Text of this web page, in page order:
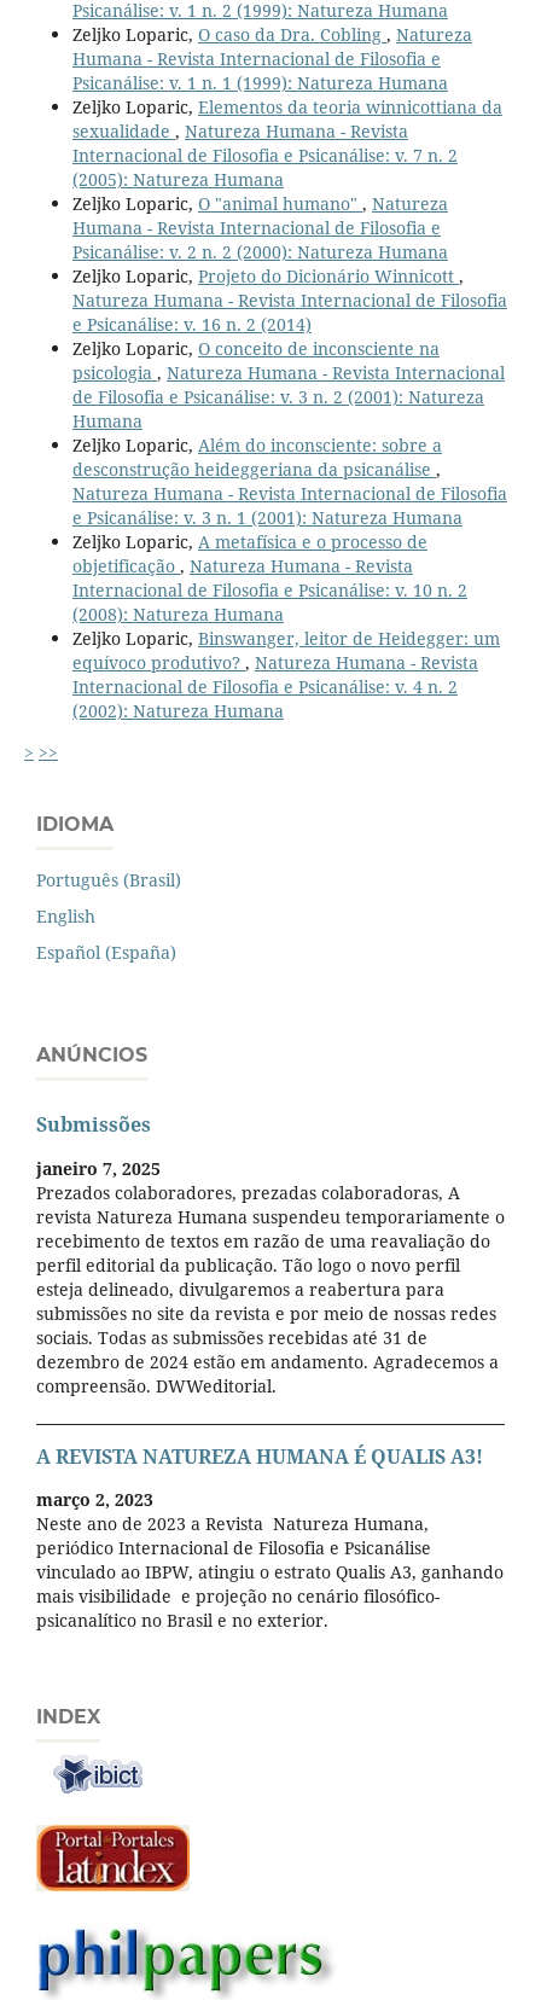
Psicanálise: v. 1 n. 2 (1999): Natureza Humana
Zeljko Loparic, O caso da Dra. Cobling , Natureza
Humana - Revista Internacional de Filosofia e
Psicanálise: v. 1 n. 1 (1999): Natureza Humana
Zeljko Loparic, Elementos da teoria winnicottiana da
sexualidade , Natureza Humana - Revista
Internacional de Filosofia e Psicanálise: v. 7 n. 2
(2005): Natureza Humana
Zeljko Loparic, O "animal humano" , Natureza
Humana - Revista Internacional de Filosofia e
Psicanálise: v. 2 n. 2 (2000): Natureza Humana
Zeljko Loparic, Projeto do Dicionário Winnicott ,
Natureza Humana - Revista Internacional de Filosofia
e Psicanálise: v. 16 n. 2 (2014)
Zeljko Loparic, O conceito de inconsciente na
psicologia , Natureza Humana - Revista Internacional
de Filosofia e Psicanálise: v. 3 n. 2 (2001): Natureza
Humana
Zeljko Loparic, Além do inconsciente: sobre a
desconstrução heideggeriana da psicanálise ,
Natureza Humana - Revista Internacional de Filosofia
e Psicanálise: v. 3 n. 1 (2001): Natureza Humana
Zeljko Loparic, A metafísica e o processo de
objetificação , Natureza Humana - Revista
Internacional de Filosofia e Psicanálise: v. 10 n. 2
(2008): Natureza Humana
Zeljko Loparic, Binswanger, leitor de Heidegger: um
equívoco produtivo? , Natureza Humana - Revista
Internacional de Filosofia e Psicanálise: v. 4 n. 2
(2002): Natureza Humana
> >>
IDIOMA
Português (Brasil)
English
Español (España)
ANÚNCIOS
Submissões
janeiro 7, 2025
Prezados colaboradores, prezadas colaboradoras, A
revista Natureza Humana suspendeu temporariamente o
recebimento de textos em razão de uma reavaliação do
perfil editorial da publicação. Tão logo o novo perfil
esteja delineado, divulgaremos a reabertura para
submissões no site da revista e por meio de nossas redes
sociais. Todas as submissões recebidas até 31 de
dezembro de 2024 estão em andamento. Agradecemos a
compreensão. DWWeditorial.
A REVISTA NATUREZA HUMANA É QUALIS A3!
março 2, 2023
Neste ano de 2023 a Revista Natureza Humana,
periódico Internacional de Filosofia e Psicanálise
vinculado ao IBPW, atingiu o estrato Qualis A3, ganhando
mais visibilidade e projeção no cenário filosófico-
psicanalítico no Brasil e no exterior.
INDEX